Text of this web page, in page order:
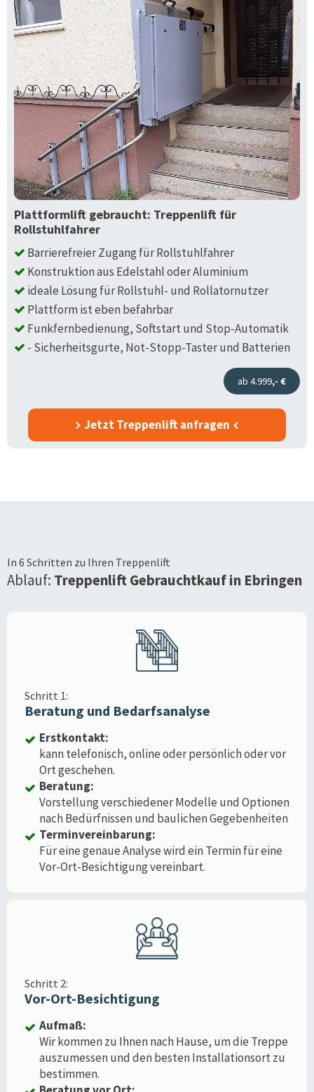
Plattformlift gebraucht: Treppenlift für
Rollstuhlfahrer
Barrierefreier Zugang für Rollstuhlfahrer
Konstruktion aus Edelstahl oder Aluminium
ideale Lösung für Rollstuhl- und Rollatornutzer
Plattform ist eben befahrbar
Funkfernbedienung, Softstart und Stop-Automatik
- Sicherheitsgurte, Not-Stopp-Taster und Batterien
ab 4.999,- €
Jetzt Treppenlift anfragen
In 6 Schritten zu Ihren Treppenlift
Ablauf: Treppenlift Gebrauchtkauf in Ebringen
Schritt 1:
Beratung und Bedarfsanalyse
Erstkontakt:
kann telefonisch, online oder persönlich oder vor
Ort geschehen.
Beratung:
Vorstellung verschiedener Modelle und Optionen
nach Bedürfnissen und baulichen Gegebenheiten
Terminvereinbarung:
Für eine genaue Analyse wird ein Termin für eine
Vor-Ort-Besichtigung vereinbart.
Schritt 2:
Vor-Ort-Besichtigung
Aufmaß:
Wir kommen zu Ihnen nach Hause, um die Treppe
auszumessen und den besten Installationsort zu
bestimmen.